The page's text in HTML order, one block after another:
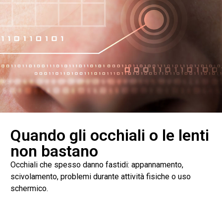
Quando gli occhiali o le lenti
non bastano
Occhiali che spesso danno fastidi: appannamento,
scivolamento, problemi durante attività fisiche o uso
schermico.